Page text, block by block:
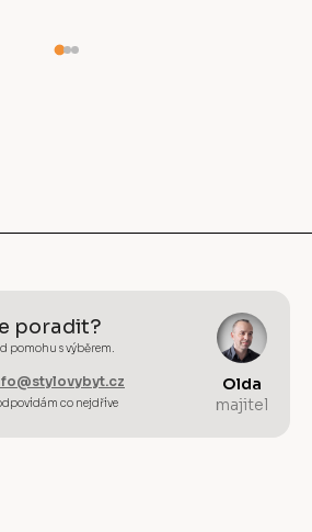
poradit?
pomohu s výběrem.
co nejdříve
Olda
majitel